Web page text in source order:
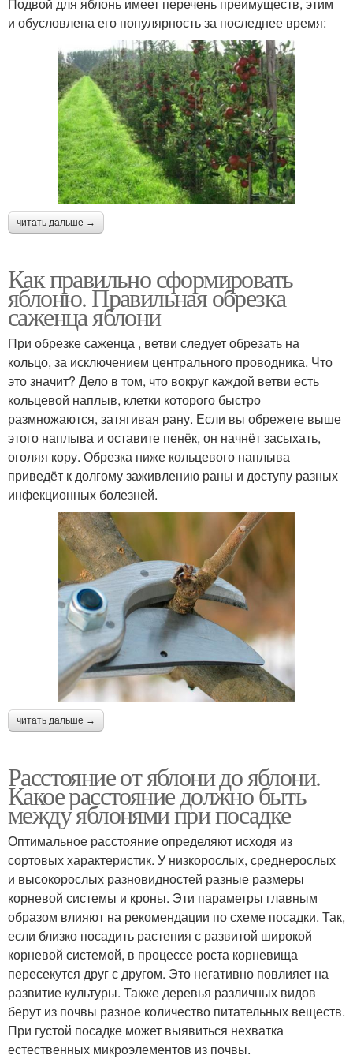
и обусловлена его популярность за последнее время:
читать дальше →
Как правильно сформировать
яблоню. Правильная обрезка
саженца яблони
При обрезке саженца , ветви следует обрезать на
кольцо, за исключением центрального проводника. Что
это значит? Дело в том, что вокруг каждой ветви есть
кольцевой наплыв, клетки которого быстро
размножаются, затягивая рану. Если вы обрежете выше
этого наплыва и оставите пенёк, он начнёт засыхать,
оголяя кору. Обрезка ниже кольцевого наплыва
приведёт к долгому заживлению раны и доступу разных
инфекционных болезней.
читать дальше →
Расстояние от яблони до яблони.
Какое расстояние должно быть
между яблонями при посадке
Оптимальное расстояние определяют исходя из
сортовых характеристик. У низкорослых, среднерослых
и высокорослых разновидностей разные размеры
корневой системы и кроны. Эти параметры главным
образом влияют на рекомендации по схеме посадки. Так,
если близко посадить растения с развитой широкой
корневой системой, в процессе роста корневища
пересекутся друг с другом. Это негативно повлияет на
развитие культуры. Также деревья различных видов
берут из почвы разное количество питательных веществ.
При густой посадке может выявиться нехватка
естественных микроэлементов из почвы.